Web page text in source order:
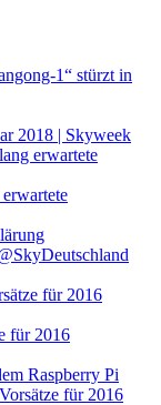
1“ stürzt in
2018 | Skyweek
erwartete
für 2016
für 2016
Raspberry Pi
für 2016